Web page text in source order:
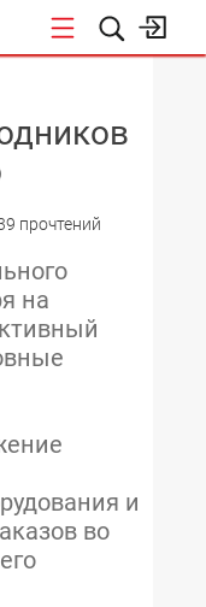
прочтений
на
и
во